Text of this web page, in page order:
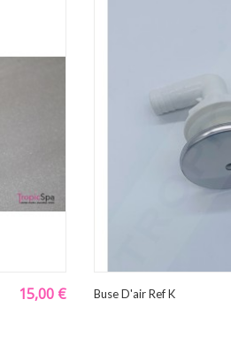
15,00 € Buse D'air Ref K